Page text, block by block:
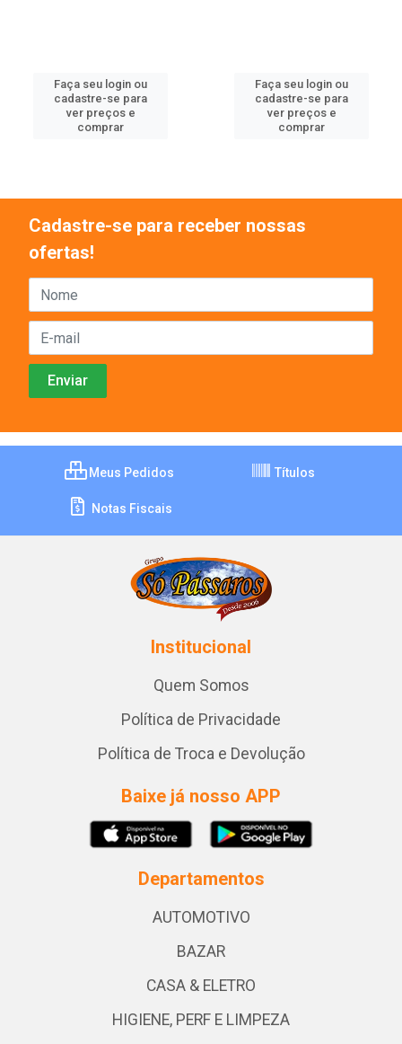
Faça seu login ou
cadastre-se para
ver preços e
comprar
Faça seu login ou
cadastre-se para
ver preços e
comprar
Cadastre-se para receber nossas
ofertas!
Meus Pedidos Títulos
Notas Fiscais
Institucional
Quem Somos
Política de Privacidade
Política de Troca e Devolução
Baixe já nosso APP
Departamentos
AUTOMOTIVO
BAZAR
CASA & ELETRO
HIGIENE, PERF E LIMPEZA